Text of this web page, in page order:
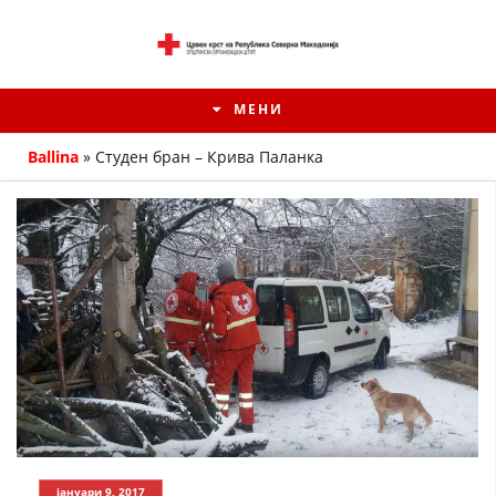
МЕНИ
ИСТОРИЈАТ НА ЦКРМ
ИСТОРИЈАТ НА ДВИЖЕЊЕТО
Ballina » Студен бран – Крива Паланка
јануари 9, 2017